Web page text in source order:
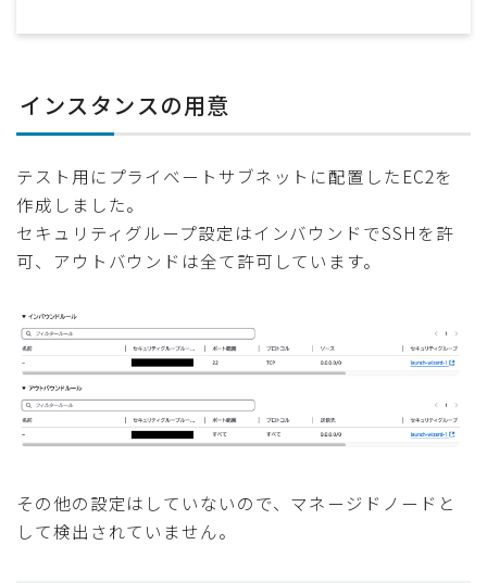
インスタンスの用意
テスト用にプライベートサブネットに配置したEC2を
作成しました。
セキュリティグループ設定はインバウンドでSSHを許
可、アウトバウンドは全て許可しています。
その他の設定はしていないので、マネージドノードと
して検出されていません。